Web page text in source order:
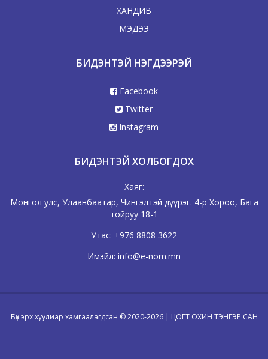
ХАНДИВ
МЭДЭЭ
БИДЭНТЭЙ НЭГДЭЭРЭЙ
Facebook
Twitter
Instagram
БИДЭНТЭЙ ХОЛБОГДОХ
Хаяг:
Монгол улс, Улаанбаатар, Чингэлтэй дүүрэг. 4-р Хороо, Бага
тойруу 18-1
Утас: +976 8808 3622
Имэйл: info@e-nom.mn
Бүх эрх хуулиар хамгаалагдсан © 2020-2026 | ЦОГТ ОХИН ТЭНГЭР САН